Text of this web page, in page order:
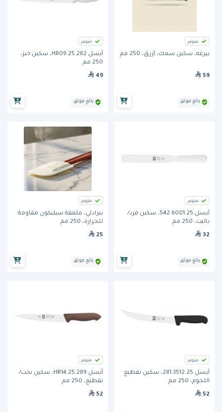
متوفر
بيرغه، سكين سمك، أزرق، 250 مم
59
بائع موثق
متوفر
آيسل 282.HR09.25، سكين خبز،
250 مم
49
بائع موثق
متوفر
آيسل 542.6001.25، سكين فرد/
باليت، 250 مم
32
بائع موثق
متوفر
بيرادلي، ملعقة سيليكون مقاومة
للحرارة، 250 مم
25
بائع موثق
متوفر
آيسل 281.3512.25، سكين تقطيع
اللحوم، 250 مم
52
متوفر
آيسل 289.HR14.25، سكين نحت/
تقطيع، 250 مم
52